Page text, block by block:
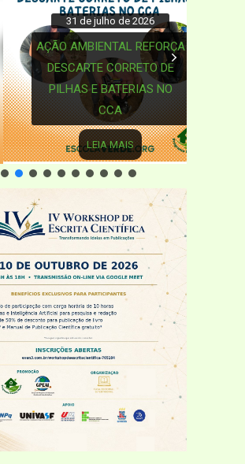
31 de julho de 2026
AÇÃO AMBIENTAL REFORÇA
DESCARTE CORRETO DE
PILHAS E BATERIAS NO
CCA
LEIA MAIS